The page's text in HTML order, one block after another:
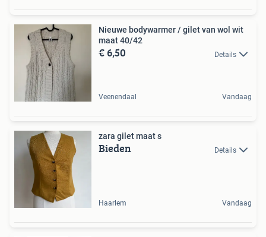
Nieuwe bodywarmer / gilet van wol wit
maat 40/42
€ 6,50 Details
Veenendaal Vandaag
zara gilet maat s
Bieden Details
Haarlem Vandaag